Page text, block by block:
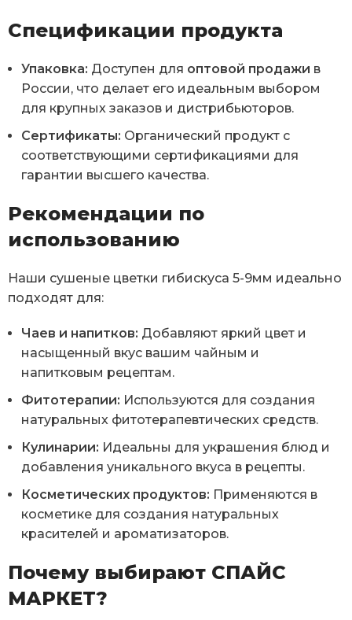
Спецификации продукта
Упаковка: Доступен для оптовой продажи в
России, что делает его идеальным выбором
для крупных заказов и дистрибьюторов.
Сертификаты: Органический продукт с
соответствующими сертификациями для
гарантии высшего качества.
Рекомендации по
использованию
Наши сушеные цветки гибискуса 5-9мм идеально
подходят для:
Чаев и напитков: Добавляют яркий цвет и
насыщенный вкус вашим чайным и
напитковым рецептам.
Фитотерапии: Используются для создания
натуральных фитотерапевтических средств.
Кулинарии: Идеальны для украшения блюд и
добавления уникального вкуса в рецепты.
Косметических продуктов: Применяются в
косметике для создания натуральных
красителей и ароматизаторов.
Почему выбирают СПАЙС
МАРКЕТ?